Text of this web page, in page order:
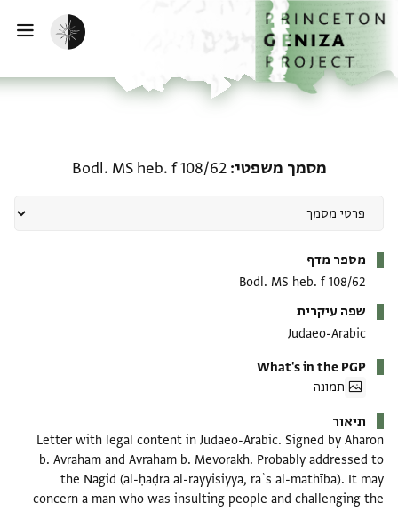
לתוכןהבית
הפעלת מצב כהה
מסמך משפטי Bodl. MS heb. f 108/62
מספר מדף
Bodl. MS heb. f 108/62
שפה עיקרית
Judaeo-Arabic
What's in the PGP
תמונה
תיאור
Letter with legal content in Judaeo-Arabic. Signed by Aharon
b. Avraham and Avraham b. Mevorakh. Probably addressed to
the Nagid (al-ḥaḍra al-rayyisiyya, raʾs al-mathība). It may
concern a man who was insulting people and challenging the